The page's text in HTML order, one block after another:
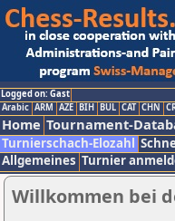
Logged on: Gast
Arabic ARM AZE BIH BUL CAT CHN
Home Tournament-
Turnierschach-Elozahl
Allgemeines Turnier
Willkommen bei